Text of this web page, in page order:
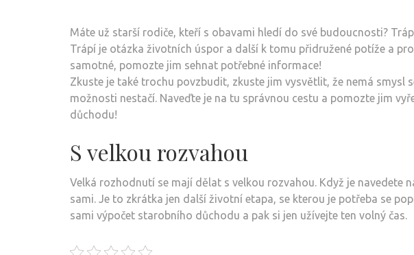
Máte už starší rodiče, kteří s obavami hledí do své budoucnosti?
Trápí je otázka životních úspor a další k tomu přidružené potíže a
samotné, pomozte jim sehnat potřebné informace!
Zkuste je také trochu povzbudit, zkuste jim vysvětlit, že nemá smysl
možnosti nestačí. Naveďte je na tu správnou cestu a pomozte jim
důchodu!
S velkou rozvahou
Velká rozhodnutí se mají dělat s velkou rozvahou. Když je navedete
sami. Je to zkrátka jen další životní etapa, se kterou je potřeba se
sami výpočet starobního důchodu a pak si jen užívejte ten volný čas.